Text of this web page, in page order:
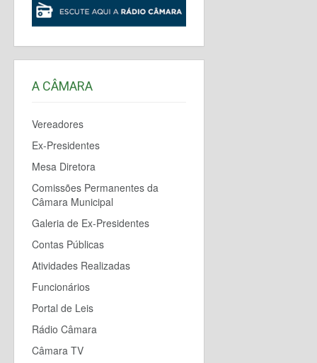
A CÂMARA
Vereadores
Ex-Presidentes
Mesa Diretora
Comissões Permanentes da
Câmara Municipal
Galeria de Ex-Presidentes
Contas Públicas
Atividades Realizadas
Funcionários
Portal de Leis
Rádio Câmara
Câmara TV